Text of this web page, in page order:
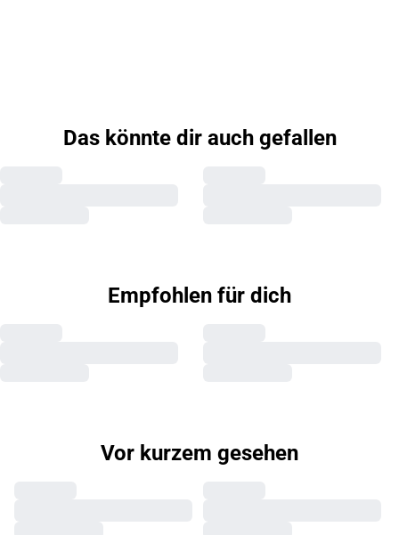
Das könnte dir auch gefallen
Empfohlen für dich
Vor kurzem gesehen